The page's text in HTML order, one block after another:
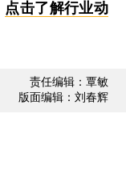
点击了解行业动
责任编辑：覃敏
版面编辑：刘春辉